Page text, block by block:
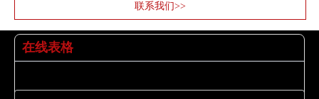
联系我们>>
在线表格